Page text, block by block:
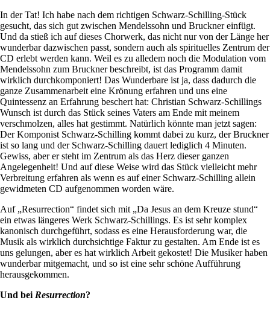
In der Tat! Ich habe nach dem richtigen Schwarz-Schilling-Stück
gesucht, das sich gut zwischen Mendelssohn und Bruckner einfügt.
Und da stieß ich auf dieses Chorwerk, das nicht nur von der Länge her
wunderbar dazwischen passt, sondern auch als spirituelles Zentrum der
CD erlebt werden kann. Weil es zu alledem noch die Modulation vom
Mendelssohn zum Bruckner beschreibt, ist das Programm damit
wirklich durchkomponiert! Das Wunderbare ist ja, dass dadurch die
ganze Zusammenarbeit eine Krönung erfahren und uns eine
Quintessenz an Erfahrung beschert hat: Christian Schwarz-Schillings
Wunsch ist durch das Stück seines Vaters am Ende mit meinem
verschmolzen, alles hat gestimmt. Natürlich könnte man jetzt sagen:
Der Komponist Schwarz-Schilling kommt dabei zu kurz, der Bruckner
ist so lang und der Schwarz-Schilling dauert lediglich 4 Minuten.
Gewiss, aber er steht im Zentrum als das Herz dieser ganzen
Angelegenheit! Und auf diese Weise wird das Stück vielleicht mehr
Verbreitung erfahren als wenn es auf einer Schwarz-Schilling allein
gewidmeten CD aufgenommen worden wäre.
Auf „Resurrection“ findet sich mit „Da Jesus an dem Kreuze stund“
ein etwas längeres Werk Schwarz-Schillings. Es ist sehr komplex
kanonisch durchgeführt, sodass es eine Herausforderung war, die
Musik als wirklich durchsichtige Faktur zu gestalten. Am Ende ist es
uns gelungen, aber es hat wirklich Arbeit gekostet! Die Musiker haben
wunderbar mitgemacht, und so ist eine sehr schöne Aufführung
herausgekommen.
Und bei Resurrection?